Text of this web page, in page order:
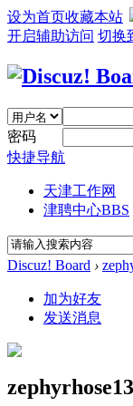
设为首页收藏本站
开启辅助访问 切换
密码
快捷导航
天津工作网
津聘中心BBS
Discuz! Board ›
加为好友
发送消息
zephyrhose13